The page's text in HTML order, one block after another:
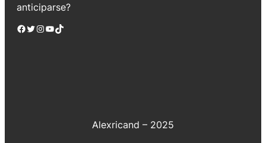
anticiparse?
Facebook Twitter Instagram YouTube TikTok
Alexricand – 2025